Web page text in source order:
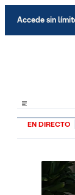
Accede sin
EN DIRECTO